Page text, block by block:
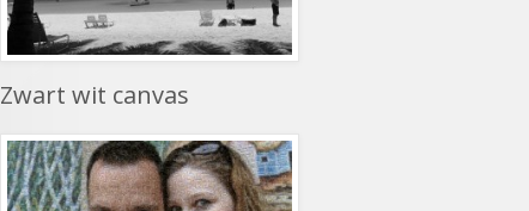
Zwart wit canvas